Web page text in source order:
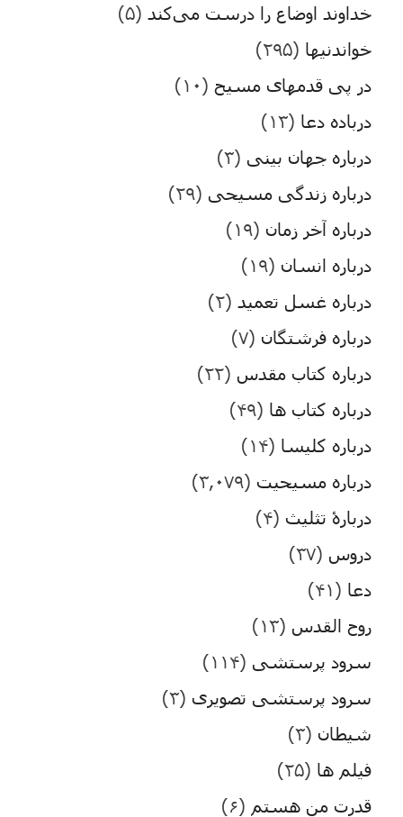
خداوند اوضاع را درست می‌کند (۵)
خواندنیها (۲۹۵)
در پی قدمهای مسیح (۱۰)
درباده دعا (۱۳)
درباره جهان بینی (۳)
درباره زندگی مسیحی (۲۹)
درباره آخر زمان (۱۹)
درباره انسان (۱۹)
درباره غسل تعمید (۲)
درباره فرشتگان (۷)
درباره کتاب مقدس (۲۲)
درباره کتاب ها (۴۹)
درباره کلیسا (۱۴)
درباره مسیحیت (۳,۰۷۹)
دربارۀ تثلیث (۴)
دروس (۳۷)
دعا (۴۱)
روح القدس (۱۳)
سرود پرستشی (۱۱۴)
سرود پرستشی تصویری (۳)
شیطان (۳)
فیلم ها (۲۵)
قدرت من هستم (۶)